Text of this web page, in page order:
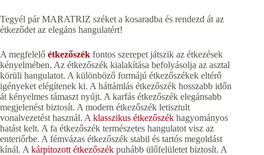
Tegyél pár MARATRIZ széket a kosaradba és rendezd át az
étkeződet az elegáns hangulatért!
A megfelelő étkezőszék fontos szerepet játszik az étkezések
kényelmében. Az étkezőszék kialakítása befolyásolja az asztal
körüli hangulatot. A különböző formájú étkezőszékek eltérő
igényeket elégítenek ki. A háttámlás étkezőszék hosszabb időn
át kényelmes támaszt nyújt. A karfás étkezőszék elegánsabb
megjelenést biztosít. A modern étkezőszék letisztult
vonalvezetést használ. A klasszikus étkezőszék hagyományos
hatást kelt. A fa étkezőszék természetes hangulatot visz az
enteriőrbe. A fémvázas étkezőszék stabil és tartós megoldást
kínál. A kárpitozott étkezőszék puhább ülőfelületet biztosít. A